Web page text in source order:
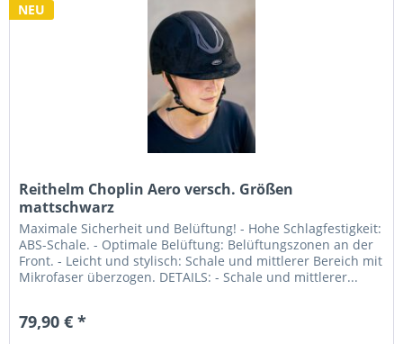
NEU
Reithelm Choplin Aero versch. Größen
mattschwarz
Maximale Sicherheit und Belüftung! - Hohe Schlagfestigkeit:
ABS-Schale. - Optimale Belüftung: Belüftungszonen an der
Front. - Leicht und stylisch: Schale und mittlerer Bereich mit
Mikrofaser überzogen. DETAILS: - Schale und mittlerer...
79,90 € *